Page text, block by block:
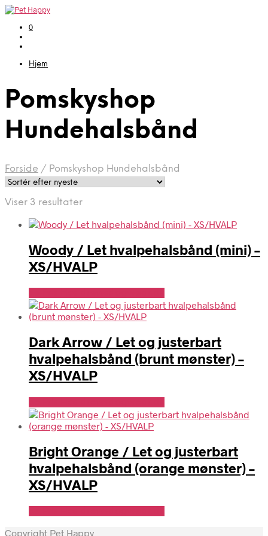
0
Hjem
Pomskyshop
Hundehalsbånd
Forside / Pomskyshop Hundehalsbånd
Viser 3 resultaterSorteret
seneste
Woody / Let hvalpehalsbånd (mini) –
XS/HVALP
Dark Arrow / Let og justerbart
hvalpehalsbånd (brunt mønster) –
XS/HVALP
Bright Orange / Let og justerbart
hvalpehalsbånd (orange mønster) –
XS/HVALP
Copyright Pet Happy